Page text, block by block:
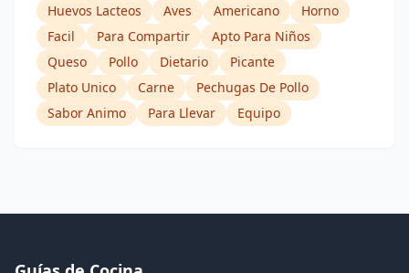
Huevos Lacteos
Aves Americano
Horno
Facil
Para Compartir
Apto Para Niños
Queso
Pollo Dietario
Picante
Plato Unico
Carne
Pechugas De Pollo
Sabor Animo
Para Llevar Equipo